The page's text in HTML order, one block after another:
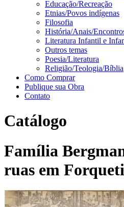
Educação/Recreação
Etnias/Povos indígenas
Filosofia
História/Anais/
Literatura Infantil e
Outros temas
Poesia/Literatura
Religião/Teologia/Bíblia
Como Comprar
Publique sua Obra
Contato
Catálogo
Família
ruas em